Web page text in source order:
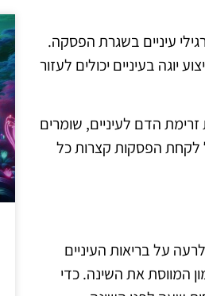
עיניים בשגרת הפסקה.
יוגה בעיניים יכולים לעזור
הדם לעיניים, שומרים
לקחת הפסקות קצרות כל
על בריאות העיניים
המווסת את השינה. כדי